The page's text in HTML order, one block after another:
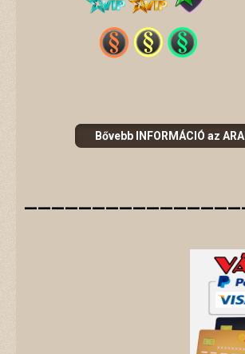
Bővebb INFORMÁCIÓ az